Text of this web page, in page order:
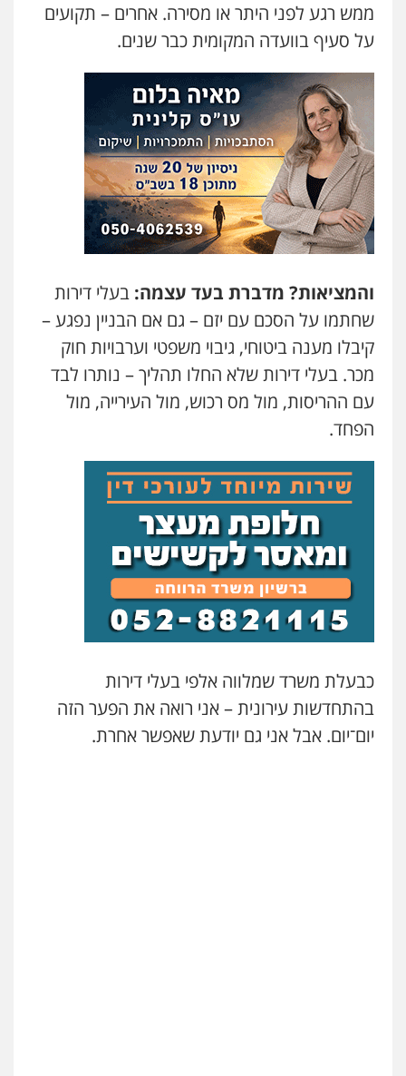
ממש רגע לפני היתר או מסירה. אחרים – תקועים
על סעיף בוועדה המקומית כבר שנים.
והמציאות? מדברת בעד עצמה: בעלי דירות
שחתמו על הסכם עם יזם – גם אם הבניין נפגע –
קיבלו מענה ביטוחי, גיבוי משפטי וערבויות חוק
מכר. בעלי דירות שלא החלו תהליך – נותרו לבד
עם ההריסות, מול מס רכוש, מול העירייה, מול
הפחד.
כבעלת משרד שמלווה אלפי בעלי דירות
בהתחדשות עירונית – אני רואה את הפער הזה
יום־יום. אבל אני גם יודעת שאפשר אחרת.